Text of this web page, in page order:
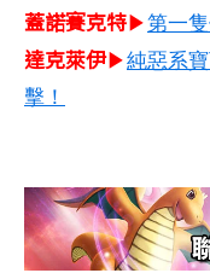
蓋諾賽克特▶第一
達克萊伊▶純惡系
擊！